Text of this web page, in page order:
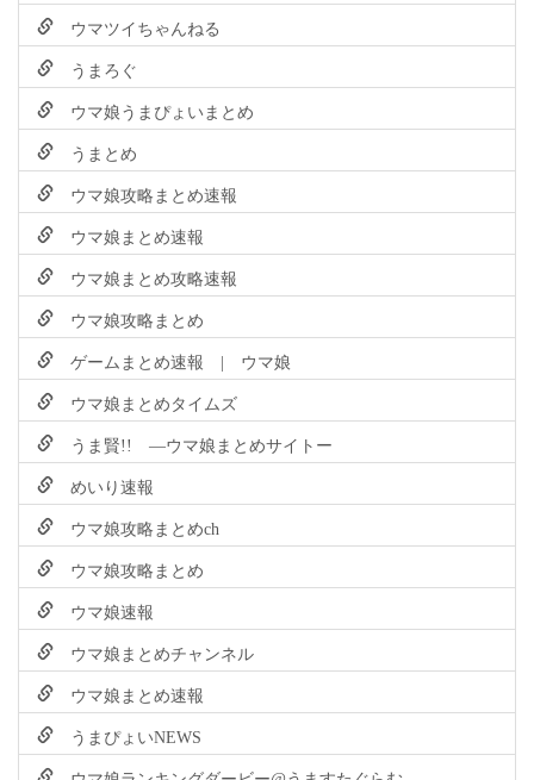
ウマツイちゃんねる
うまろぐ
ウマ娘うまぴょいまとめ
うまとめ
ウマ娘攻略まとめ速報
ウマ娘まとめ速報
ウマ娘まとめ攻略速報
ウマ娘攻略まとめ
ゲームまとめ速報 | ウマ娘
ウマ娘まとめタイムズ
うま賢!! ―ウマ娘まとめサイトー
めいり速報
ウマ娘攻略まとめch
ウマ娘攻略まとめ
ウマ娘速報
ウマ娘まとめチャンネル
ウマ娘まとめ速報
うまぴょいNEWS